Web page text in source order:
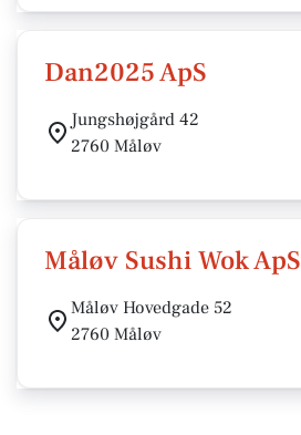
Dan2025 ApS
Jungshøjgård 42
2760 Måløv
Måløv Sushi Wok ApS
Måløv Hovedgade 52
2760 Måløv